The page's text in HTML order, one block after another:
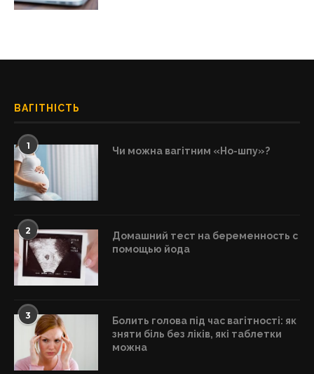
ВАГІТНІСТЬ
1 Чи можна вагітним «Но-шпу»?
2
Домашний тест на беременность с
помощью йода
3
Болить голова під час вагітності: як
зняти біль без ліків, які таблетки
можна